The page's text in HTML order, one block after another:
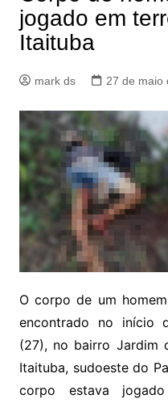
jogado em
Itaituba
mark ds 27 de maio
O corpo de um
encontrado no início
(27), no bairro Jardim
Itaituba, sudoeste do
corpo estava